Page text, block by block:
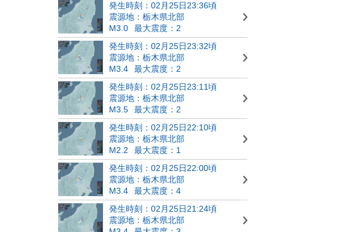
発生時刻：02月25日23:36頃
震源地：栃木県北部
M3.0
最大震度：2
発生時刻：02月25日23:32頃
震源地：栃木県北部
M3.4
最大震度：2
発生時刻：02月25日23:11頃
震源地：栃木県北部
M3.5
最大震度：2
発生時刻：02月25日22:10頃
震源地：栃木県北部
M2.2
最大震度：1
発生時刻：02月25日22:00頃
震源地：栃木県北部
M3.4
最大震度：4
発生時刻：02月25日21:24頃
震源地：栃木県北部